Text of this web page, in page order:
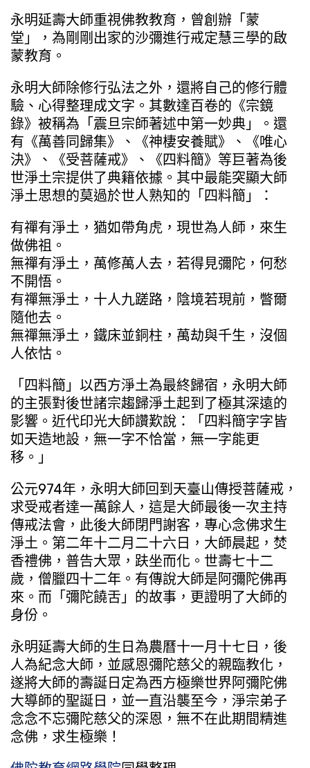
永明延壽大師重視佛教教育，曾創辦「蒙
堂」，為剛剛出家的沙彌進行戒定慧三學的啟
蒙教育。
永明大師除修行弘法之外，還將自己的修行體
驗、心得整理成文字。其數達百卷的《宗鏡
錄》被稱為「震旦宗師著述中第一妙典」。還
有《萬善同歸集》、《神棲安養賦》、《唯心
決》、《受菩薩戒》、《四料簡》等巨著為後
世淨土宗提供了典籍依據。其中最能突顯大師
淨土思想的莫過於世人熟知的「四料簡」：
有禪有淨土，猶如帶角虎，現世為人師，來生
做佛祖。
無禪有淨土，萬修萬人去，若得見彌陀，何愁
不開悟。
有禪無淨土，十人九蹉路，陰境若現前，瞥爾
隨他去。
無禪無淨土，鐵床並銅柱，萬劫與千生，沒個
人依怙。
「四料簡」以西方淨土為最終歸宿，永明大師
的主張對後世諸宗趨歸淨土起到了極其深遠的
影響。近代印光大師讚歎說：「四料簡字字皆
如天造地設，無一字不恰當，無一字能更
移。」
公元974年，永明大師回到天臺山傳授菩薩戒，
求受戒者達一萬餘人，這是大師最後一次主持
傳戒法會，此後大師閉門謝客，專心念佛求生
淨土。第二年十二月二十六日，大師晨起，焚
香禮佛，普告大眾，趺坐而化。世壽七十二
歲，僧臘四十二年。有傳說大師是阿彌陀佛再
來。而「彌陀饒舌」的故事，更證明了大師的
身份。
永明延壽大師的生日為農曆十一月十七日，後
人為紀念大師，並感恩彌陀慈父的親臨教化，
遂將大師的壽誕日定為西方極樂世界阿彌陀佛
大導師的聖誕日，並一直沿襲至今，淨宗弟子
念念不忘彌陀慈父的深恩，無不在此期間精進
念佛，求生極樂！